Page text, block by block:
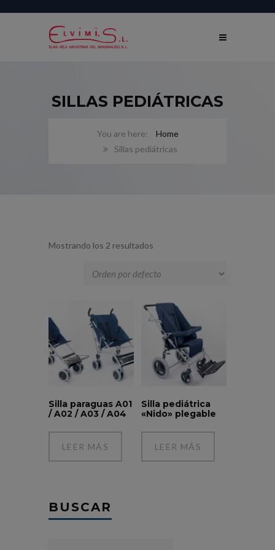
SILLAS PEDIÁTRICAS
Home
Sillas pediátricas
Mostrando los 2 resultados
Silla paraguas A01
/ A02 / A03 / A04
LEER MÁS
Silla pediátrica
«Nido» plegable
LEER MÁS
BUSCAR